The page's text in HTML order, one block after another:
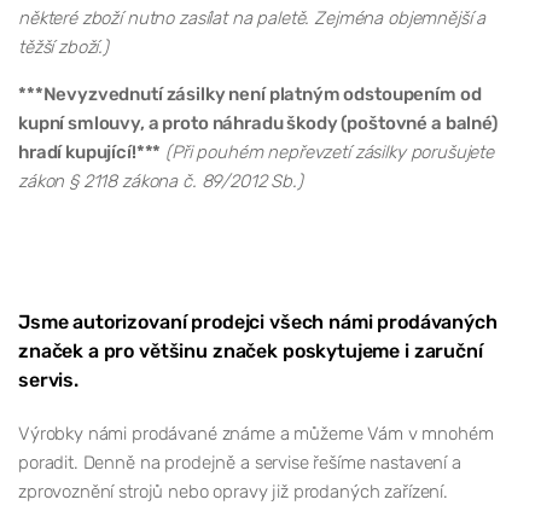
některé zboží nutno zasílat na paletě. Zejména objemnější a
těžší zboží.)
***Nevyzvednutí zásilky není platným odstoupením od
kupní smlouvy, a proto náhradu škody (poštovné a balné)
hradí kupující!*** (Při pouhém nepřevzetí zásilky porušujete
zákon § 2118 zákona č. 89/2012 Sb.)
Jsme autorizovaní prodejci všech námi prodávaných
značek a pro většinu značek poskytujeme i zaruční
servis.
Výrobky námi prodávané známe a můžeme Vám v mnohém
poradit. Denně na prodejně a servise řešíme nastavení a
zprovoznění strojů nebo opravy již prodaných zařízení.